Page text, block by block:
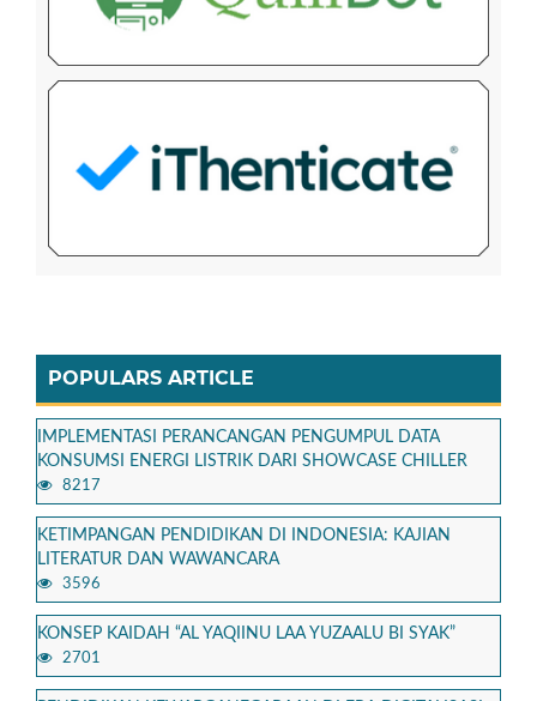
POPULARS ARTICLE
IMPLEMENTASI PERANCANGAN PENGUMPUL DATA
KONSUMSI ENERGI LISTRIK DARI SHOWCASE CHILLER
8217
KETIMPANGAN PENDIDIKAN DI INDONESIA: KAJIAN
LITERATUR DAN WAWANCARA
3596
KONSEP KAIDAH “AL YAQIINU LAA YUZAALU BI SYAK”
2701